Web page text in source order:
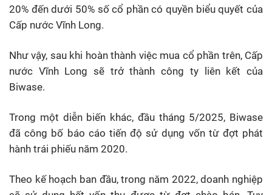
20% đến dưới 50% số cổ phần có quyền biểu quyết của
Cấp nước Vĩnh Long.
Như vậy, sau khi hoàn thành việc mua cổ phần trên, Cấp
nước Vĩnh Long sẽ trở thành công ty liên kết của
Biwase.
Trong một diễn biến khác, đầu tháng 5/2025, Biwase
đã công bố báo cáo tiến độ sử dụng vốn từ đợt phát
hành trái phiếu năm 2020.
Theo kế hoạch ban đầu, trong năm 2022, doanh nghiệp